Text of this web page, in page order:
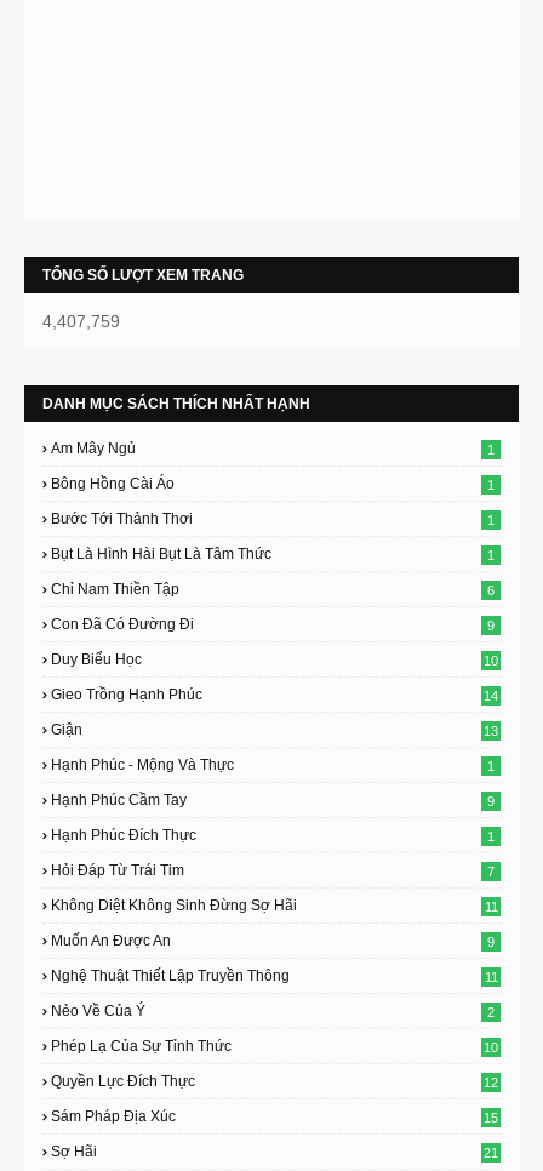
TỔNG SỐ LƯỢT XEM TRANG
4,407,759
DANH MỤC SÁCH THÍCH NHẤT HẠNH
Am Mây Ngủ 1
Bông Hồng Cài Áo 1
Bước Tới Thảnh Thơi 1
Bụt Là Hình Hài Bụt Là Tâm Thức 1
Chỉ Nam Thiền Tập 6
Con Đã Có Đường Đi 9
Duy Biểu Học 10
Gieo Trồng Hạnh Phúc 14
Giận 13
Hạnh Phúc - Mộng Và Thực 1
Hạnh Phúc Cầm Tay 9
Hạnh Phúc Đích Thực 1
Hỏi Đáp Từ Trái Tim 7
Không Diệt Không Sinh Đừng Sợ Hãi 11
Muốn An Được An 9
Nghệ Thuật Thiết Lập Truyền Thông 11
Nẻo Về Của Ý 2
Phép Lạ Của Sự Tỉnh Thức 10
Quyền Lực Đích Thực 12
Sám Pháp Địa Xúc 15
Sợ Hãi 21